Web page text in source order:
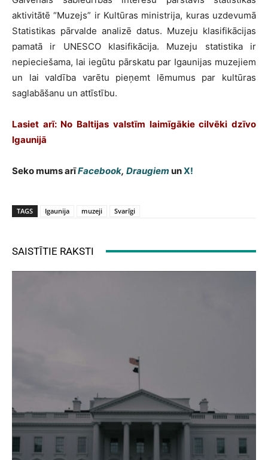
aktivitātē “Muzejs” ir Kultūras ministrija, kuras uzdevumā
Statistikas pārvalde analizē datus. Muzeju klasifikācijas
pamatā ir UNESCO klasifikācija. Muzeju statistika ir
nepieciešama, lai iegūtu pārskatu par Igaunijas muzejiem
un lai valdība varētu pieņemt lēmumus par kultūras
saglabāšanu un attīstību.
Lasiet arī: No Baltijas valstīm laimīgākie cilvēki dzīvo
Igaunijā
Seko mums arīFacebook, Draugiem unX!
TAGS Igaunija muzeji Svarīgi
SAISTĪTIE RAKSTI